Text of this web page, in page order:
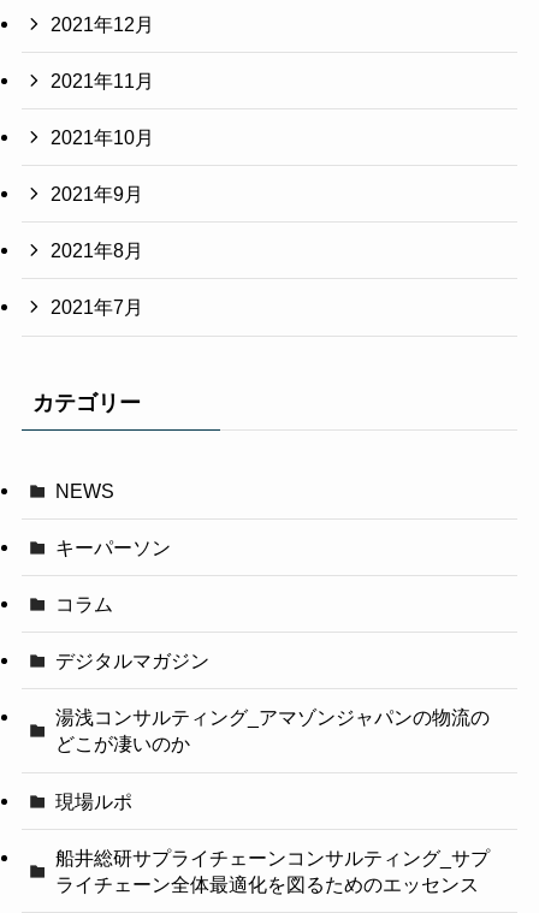
2021年12月
2021年11月
2021年10月
2021年9月
2021年8月
2021年7月
カテゴリー
NEWS
キーパーソン
コラム
デジタルマガジン
湯浅コンサルティング_アマゾンジャパンの物流の
どこが凄いのか
現場ルポ
船井総研サプライチェーンコンサルティング_サプ
ライチェーン全体最適化を図るためのエッセンス